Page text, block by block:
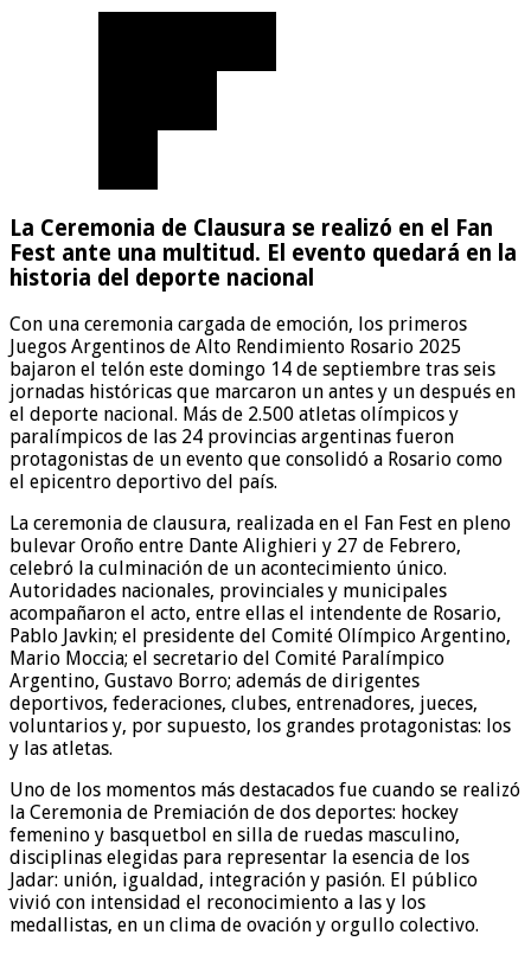
La Ceremonia de Clausura se realizó en el Fan
Fest ante una multitud. El evento quedará en la
historia del deporte nacional
Con una ceremonia cargada de emoción, los primeros
Juegos Argentinos de Alto Rendimiento Rosario 2025
bajaron el telón este domingo 14 de septiembre tras seis
jornadas históricas que marcaron un antes y un después en
el deporte nacional. Más de 2.500 atletas olímpicos y
paralímpicos de las 24 provincias argentinas fueron
protagonistas de un evento que consolidó a Rosario como
el epicentro deportivo del país.
La ceremonia de clausura, realizada en el Fan Fest en pleno
bulevar Oroño entre Dante Alighieri y 27 de Febrero,
celebró la culminación de un acontecimiento único.
Autoridades nacionales, provinciales y municipales
acompañaron el acto, entre ellas el intendente de Rosario,
Pablo Javkin; el presidente del Comité Olímpico Argentino,
Mario Moccia; el secretario del Comité Paralímpico
Argentino, Gustavo Borro; además de dirigentes
deportivos, federaciones, clubes, entrenadores, jueces,
voluntarios y, por supuesto, los grandes protagonistas: los
y las atletas.
Uno de los momentos más destacados fue cuando se realizó
la Ceremonia de Premiación de dos deportes: hockey
femenino y basquetbol en silla de ruedas masculino,
disciplinas elegidas para representar la esencia de los
Jadar: unión, igualdad, integración y pasión. El público
vivió con intensidad el reconocimiento a las y los
medallistas, en un clima de ovación y orgullo colectivo.